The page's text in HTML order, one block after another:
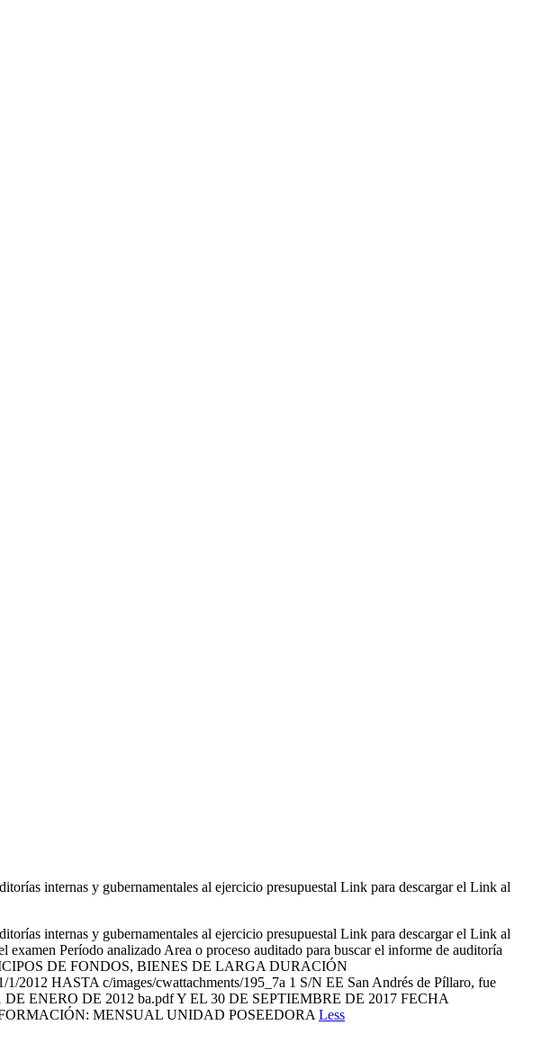
internas y gubernamentales al ejercicio presupuestal Link para descargar el Link al
internas y gubernamentales al ejercicio presupuestal Link para descargar el Link al
Período analizado Area o proceso auditado para buscar el informe de auditoría
DE FONDOS, BIENES DE LARGA DURACIÓN
HASTA c/images/cwattachments/195_7a 1 S/N EE San Andrés de Píllaro, fue
ENERO DE 2012 ba.pdf Y EL 30 DE SEPTIEMBRE DE 2017 FECHA
MENSUAL UNIDAD POSEEDORA Less